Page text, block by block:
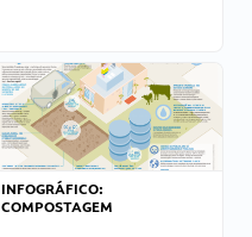
INFOGRÁFICO:
COMPOSTAGEM